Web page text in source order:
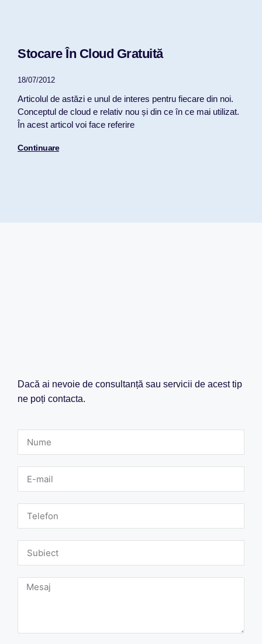
Stocare În Cloud Gratuită
18/07/2012
Articolul de astăzi e unul de interes pentru fiecare din noi.
Conceptul de cloud e relativ nou și din ce în ce mai utilizat.
În acest articol voi face referire
Continuare
Dacă ai nevoie de consultanță sau servicii de acest tip
ne poți contacta.